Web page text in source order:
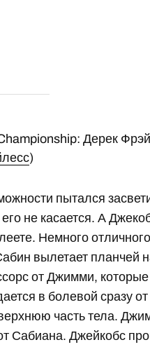
Дерек
)
пытался
не касается. А
Немного отличного
вылетает планчей
от Джимми, которые
в болевой сразу от
часть тела.
Сабиана. Джейкобс